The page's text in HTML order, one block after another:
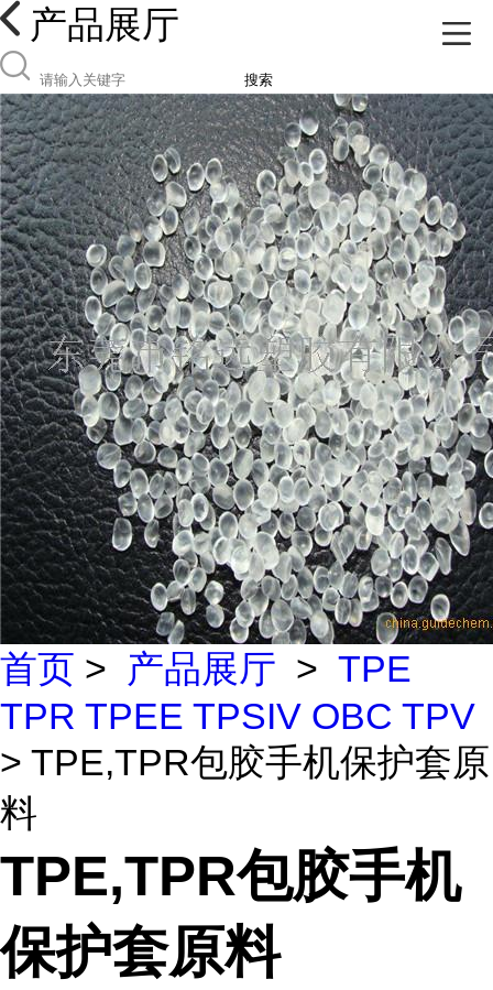
产品展厅
搜索
首页 > 产品展厅 > TPE
TPR TPEE TPSIV OBC TPV
> TPE,TPR包胶手机保护套原
料
TPE,TPR包胶手机
保护套原料